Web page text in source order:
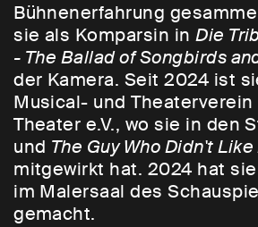
Bühnenerfahrung
sie als Komparsin inDie
- The Ballad of Songbirds
der Kamera. Seit 2024 ist
Musical- und Theaterverein
Theater e.V., wo sie in den
und The Guy Who Didn't
mitgewirkt hat. 2024 hat
im Malersaal des
gemacht.